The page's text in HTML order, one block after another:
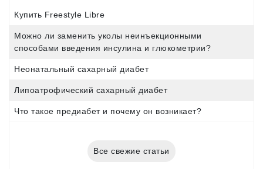
Купить Freestyle Libre
Можно ли заменить уколы неинъекционными
способами введения инсулина и глюкометрии?
Неонатальный сахарный диабет
Липоатрофический сахарный диабет
Что такое предиабет и почему он возникает?
Все свежие статьи